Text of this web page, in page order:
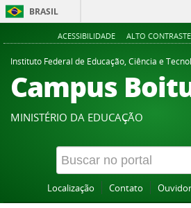
BRASIL
ACESSIBILIDADE ALTO CONTRASTE
Instituto Federal de Educação, Ciência e
Campus
MINISTÉRIO DA EDUCAÇÃO
Localização Contato